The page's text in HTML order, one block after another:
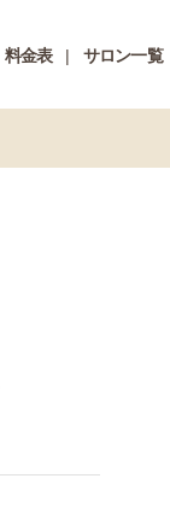
料金表 サロン一覧